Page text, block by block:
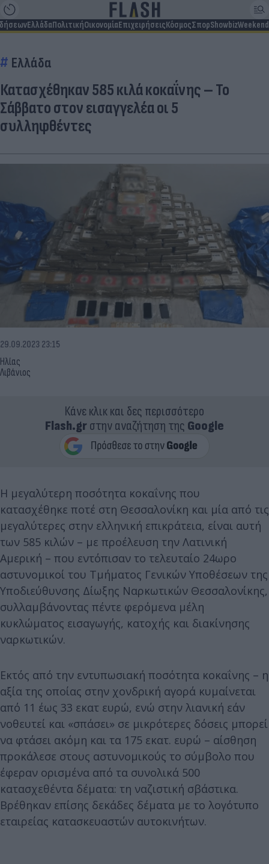
ΕλλάδαΠολιτικήΟικονομίαΕπιχειρήσειςΚόσμοςΣπορShowbizWeekend
Ελλάδα
Κατασχέθηκαν 585 κιλά κοκαΐνης – Το
Σάββατο στον εισαγγελέα οι 5
συλληφθέντες
Ηλίας
Λιβάνιος
29.09.2023 23:15
Κάνε κλικ και δες περισσότερο
Flash.grστην αναζήτηση της Google
Η μεγαλύτερη ποσότητα κοκαΐνης που
κατασχέθηκε ποτέ στη Θεσσαλονίκη και μία από τις
μεγαλύτερες στην ελληνική επικράτεια, είναι αυτή
των 585 κιλών – με προέλευση την Λατινική
Αμερική – που εντόπισαν το τελευταίο 24ωρο
αστυνομικοί του Τμήματος Γενικών Υποθέσεων της
Υποδιεύθυνσης Δίωξης Ναρκωτικών Θεσσαλονίκης,
συλλαμβάνοντας πέντε φερόμενα μέλη
κυκλώματος εισαγωγής, κατοχής και διακίνησης
ναρκωτικών.
Εκτός από την εντυπωσιακή ποσότητα κοκαΐνης – η
αξία της οποίας στην χονδρική αγορά κυμαίνεται
από 11 έως 33 εκατ ευρώ, ενώ στην λιανική εάν
νοθευτεί και «σπάσει» σε μικρότερες δόσεις μπορεί
να φτάσει ακόμη και τα 175 εκατ. ευρώ – αίσθηση
προκάλεσε στους αστυνομικούς το σύμβολο που
έφεραν ορισμένα από τα συνολικά 500
κατασχεθέντα δέματα: τη ναζιστική σβάστικα.
Βρέθηκαν επίσης δεκάδες δέματα με το λογότυπο
εταιρείας κατασκευαστών αυτοκινήτων.